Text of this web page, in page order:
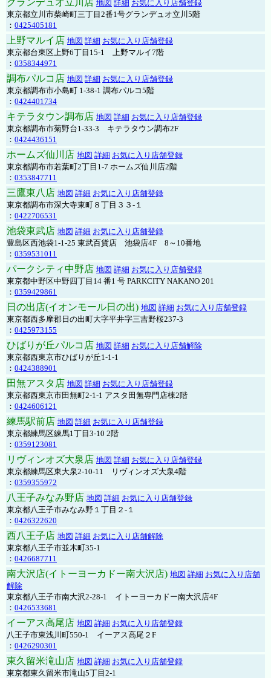
グランデュオ立川店 地図 詳細 お気に入り店舗登録
東京都立川市柴崎町三丁目2番1号グランデュオ立川5階
： 0425405181
上野マルイ店 地図 詳細 お気に入り店舗登録
東京都台東区上野6丁目15-1 上野マルイ7階
： 0358344971
調布パルコ店 地図 詳細 お気に入り店舗登録
東京都調布市小島町 1-38-1 調布パルコ5階
： 0424401734
キテラタウン調布店 地図 詳細 お気に入り店舗登録
東京都調布市菊野台1-33-3 キテラタウン調布2F
： 0424436151
ホームズ仙川店 地図 詳細 お気に入り店舗登録
東京都調布市若葉町2丁目1-7 ホームズ仙川店2階
： 0353847711
三鷹東八店 地図 詳細 お気に入り店舗登録
東京都調布市深大寺東町８丁目３３-１
： 0422706531
池袋東武店 地図 詳細 お気に入り店舗登録
豊島区西池袋1-1-25 東武百貨店 池袋店4F 8～10番地
： 0359531011
パークシティ中野店 地図 詳細 お気に入り店舗登録
東京都中野区中野四丁目14 番1 号 PARKCITY NAKANO 201
： 0359429861
日の出店(イオンモール日の出) 地図 詳細 お気に入り店舗登録
東京都西多摩郡日の出町大字平井字三吉野桜237-3
： 0425973155
ひばりが丘パルコ店 地図 詳細 お気に入り店舗解除
東京都西東京市ひばりが丘1-1-1
： 0424388901
田無アスタ店 地図 詳細 お気に入り店舗登録
東京都西東京市田無町2-1-1 アスタ田無専門店棟2階
： 0424606121
練馬駅前店 地図 詳細 お気に入り店舗登録
東京都練馬区練馬1丁目3-10 2階
： 0359123081
リヴィンオズ大泉店 地図 詳細 お気に入り店舗登録
東京都練馬区東大泉2-10-11 リヴィンオズ大泉4階
： 0359355972
八王子みなみ野店 地図 詳細 お気に入り店舗登録
東京都八王子市みなみ野１丁目２-１
： 0426322620
西八王子店 地図 詳細 お気に入り店舗解除
東京都八王子市並木町35-1
： 0426687711
南大沢店(イトーヨーカドー南大沢店) 地図 詳細 お気に入り店舗
解除
東京都八王子市南大沢2-28-1 イトーヨーカドー南大沢店4F
： 0426533681
イーアス高尾店 地図 詳細 お気に入り店舗登録
八王子市東浅川町550-1 イーアス高尾２F
： 0426290301
東久留米滝山店 地図 詳細 お気に入り店舗登録
東京都東久留米市滝山5丁目2-1